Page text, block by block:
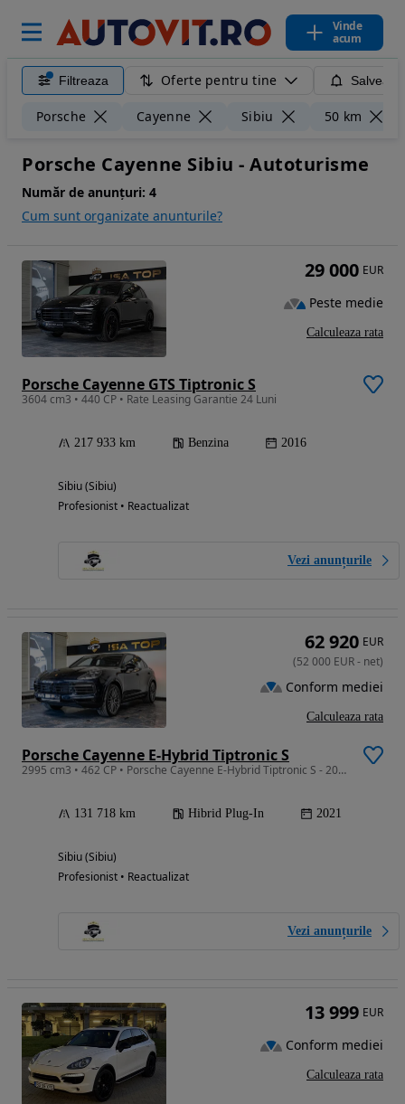
Vinde
acum
Filtreaza Oferte pentru tine
Porsche Cayenne Sibiu 50 km
Porsche Cayenne Sibiu - Autoturisme
Număr de anunțuri: 4
Cum sunt organizate anunturile?
Porsche Cayenne GTS Tiptronic S
3604 cm3 • 440 CP • Rate Leasing Garantie 24 Luni
217 933 km Benzina 2016
Sibiu (Sibiu)
Profesionist • Reactualizat
Vezi anunțurile
29 000 EUR
Peste medie
Calculeaza rata
Porsche Cayenne E-Hybrid Tiptronic S
2995 cm3 • 462 CP • Porsche Cayenne E-Hybrid Tiptronic S - 2021 - 462CP - 131.718km
131 718 km Hibrid Plug-In 2021
Sibiu (Sibiu)
Profesionist • Reactualizat
Vezi anunțurile
62 920 EUR
(52 000 EUR- net)
Conform mediei
Calculeaza rata
13 999 EUR
Conform mediei
Calculeaza rata